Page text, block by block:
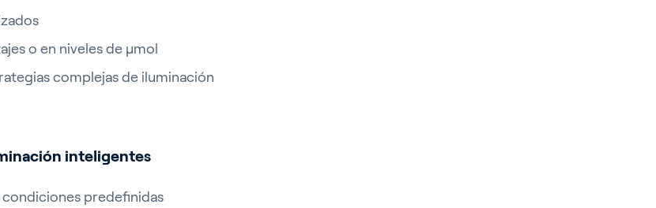
o en niveles de µmol
complejas de iluminación
inteligentes
predefinidas